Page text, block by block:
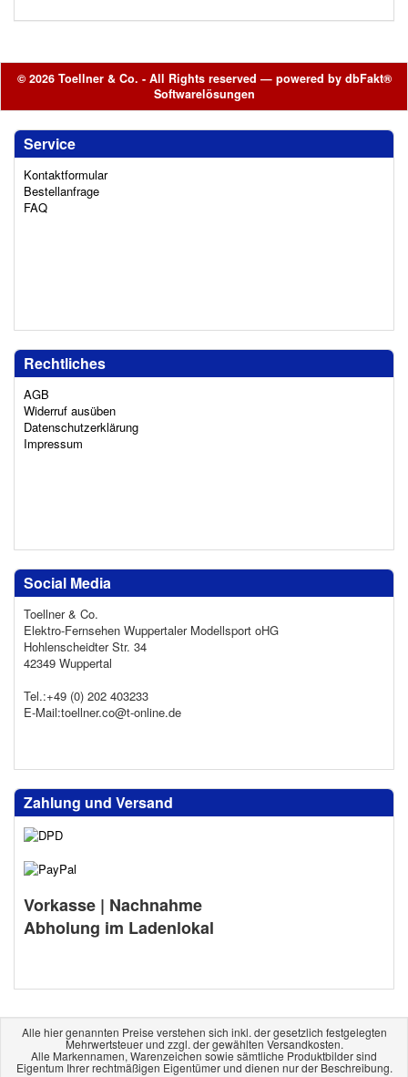
© 2026 Toellner & Co. - All Rights reserved — powered by dbFakt®
Softwarelösungen
Service
Kontaktformular
Bestellanfrage
FAQ
Rechtliches
AGB
Widerruf ausüben
Datenschutzerklärung
Impressum
Social Media
Toellner & Co.
Elektro-Fernsehen Wuppertaler Modellsport oHG
Hohlenscheidter Str. 34
42349 Wuppertal
Tel.:+49 (0) 202 403233
E-Mail:toellner.co@t-online.de
Zahlung und Versand
Vorkasse | Nachnahme
Abholung im Ladenlokal
Alle hier genannten Preise verstehen sich inkl. der gesetzlich festgelegten
Mehrwertsteuer und zzgl. der gewählten Versandkosten.
Alle Markennamen, Warenzeichen sowie sämtliche Produktbilder sind
Eigentum Ihrer rechtmäßigen Eigentümer und dienen nur der Beschreibung.